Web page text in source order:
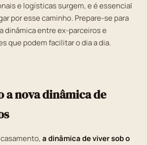
e logísticas surgem, e é essencial
por esse caminho. Prepare-se para
dinâmica entre ex-parceiros e
que podem facilitar o dia a dia.
a nova dinâmica de
a dinâmica de viver sob o